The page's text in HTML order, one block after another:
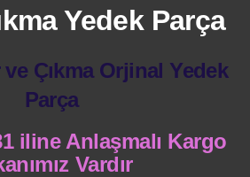
Yedek Parça
ve Çıkma Orjinal Yedek
Parça
iline Anlaşmalı Kargo
Vardır